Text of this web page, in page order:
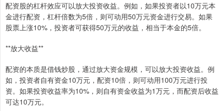
配资股的杠杆效应可以放大投资收益。例如，如果投资者以10万元本
金进行配资，杠杆倍数为5倍，则可动用50万元资金进行交易。如果
股票上涨10%，投资者可获得50万元的收益，相当于本金的5倍。
**放大收益**
配资的本质是借钱炒股，通过放大资金规模，可以放大投资收益。例
如，投资者自有资金10万元，配资10倍，则可动用100万元进行投
资。如果投资收益率为10%，则自有资金收益为1万元，而配资后收益
可达10万元。